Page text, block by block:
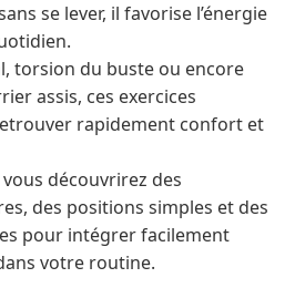
se lever, il favorise l’énergie
torsion du buste ou encore
assis, ces exercices
rapidement confort et
découvrirez des
des positions simples et des
pour intégrer facilement
votre routine.